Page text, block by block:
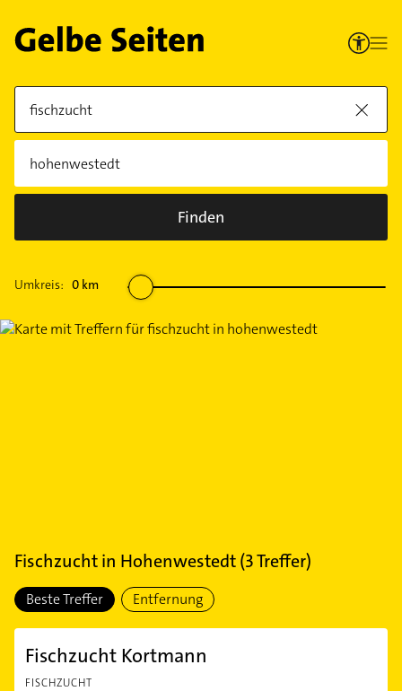
Finden
Umkreis: 0 km
Fischzuchtin Hohenwestedt(3Treffer)
Beste Treffer Entfernung
Fischzucht Kortmann
FISCHZUCHT